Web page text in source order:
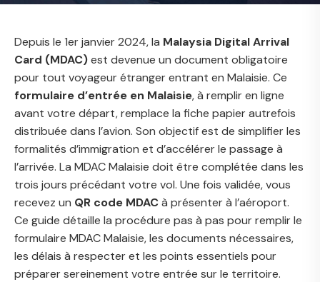
Depuis le 1er janvier 2024, la Malaysia Digital Arrival
Card (MDAC)est devenue un document obligatoire
pour tout voyageur étranger entrant en Malaisie. Ce
formulaire d’entrée en Malaisie, à remplir en ligne
avant votre départ, remplace la fiche papier autrefois
distribuée dans l’avion. Son objectif est de simplifier les
formalités d’immigration et d’accélérer le passage à
l’arrivée. La MDAC Malaisie doit être complétée dans les
trois jours précédant votre vol. Une fois validée, vous
recevez un QR code MDACà présenter à l’aéroport.
Ce guide détaille la procédure pas à pas pour remplir le
formulaire MDAC Malaisie, les documents nécessaires,
les délais à respecter et les points essentiels pour
préparer sereinement votre entrée sur le territoire.